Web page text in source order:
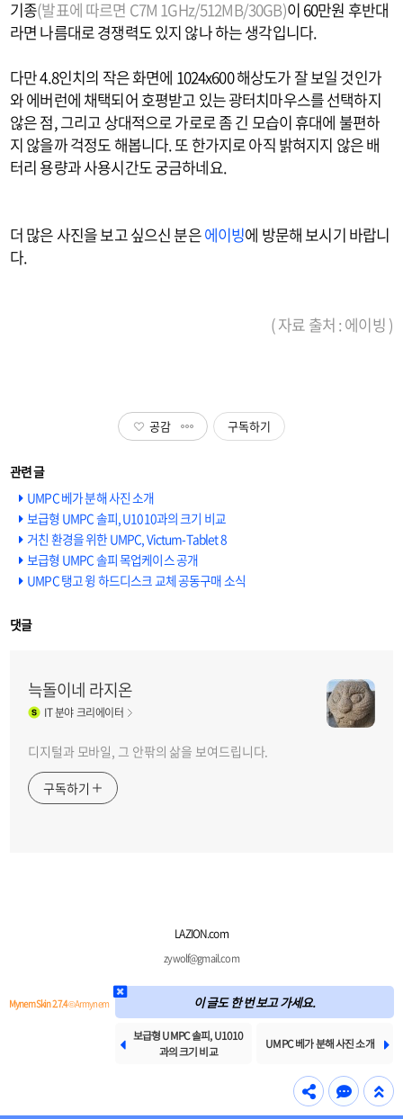
기종(발표에 따르면 C7M 1GHz/512MB/30GB)이 60만원 후반대
라면 나름대로 경쟁력도 있지 않나 하는 생각입니다.
다만 4.8인치의 작은 화면에 1024x600 해상도가 잘 보일 것인가
와 에버런에 채택되어 호평받고 있는 광터치마우스를 선택하지
않은 점, 그리고 상대적으로 가로로 좀 긴 모습이 휴대에 불편하
지 않을까 걱정도 해봅니다. 또 한가지로 아직 밝혀지지 않은 배
터리 용량과 사용시간도 궁금하네요.
더 많은 사진을 보고 싶으신 분은에이빙에 방문해 보시기 바랍니
다.
( 자료 출처 : 에이빙 )
공감 구독하기
UMPC 베가 분해 사진 소개
보급형 UMPC 솔피, U1010과의 크기 비교
거친 환경을 위한 UMPC, Victum-Tablet 8
보급형 UMPC 솔피 목업케이스 공개
UMPC 탱고 윙 하드디스크 교체 공동구매 소식
댓글
늑돌이네 라지온
IT분야 크리에이터
디지털과 모바일, 그 안팎의 삶을 보여드립니다.
구독하기
LAZION.com
zywolf@gmail.com
Mynem Skin 2.7.4© Armynem 이 글도 한 번 보고 가세요.
 보급형 UMPC 솔피, U1010
과의 크기 비교
UMPC 베가 분해 사진 소개 